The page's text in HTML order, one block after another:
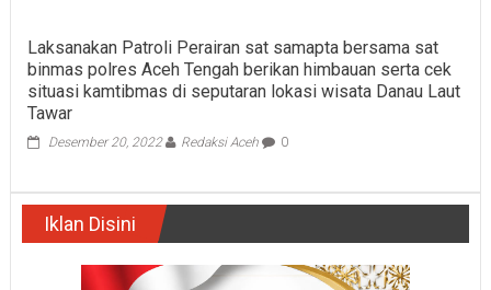
Laksanakan Patroli Perairan sat samapta bersama sat
binmas polres Aceh Tengah berikan himbauan serta cek
situasi kamtibmas di seputaran lokasi wisata Danau Laut
Tawar
Desember 20, 2022 Redaksi Aceh 0
Iklan Disini